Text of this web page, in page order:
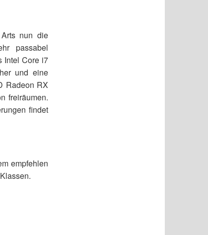
nun die
passabel
Intel Core i7
und eine
Radeon RX
freiräumen.
findet
empfehlen